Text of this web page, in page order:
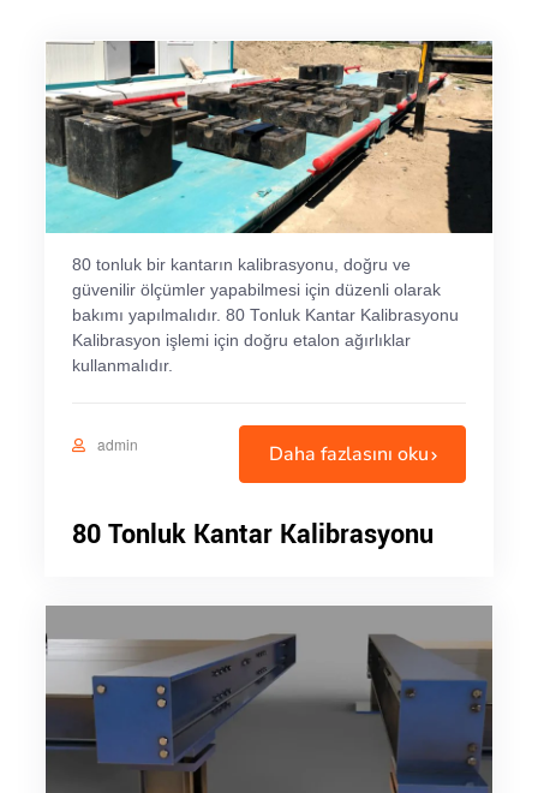
80 tonluk bir kantarın kalibrasyonu, doğru ve
güvenilir ölçümler yapabilmesi için düzenli olarak
bakımı yapılmalıdır. 80 Tonluk Kantar Kalibrasyonu
Kalibrasyon işlemi için doğru etalon ağırlıklar
kullanmalıdır.
admin Daha fazlasını oku
80 Tonluk Kantar Kalibrasyonu